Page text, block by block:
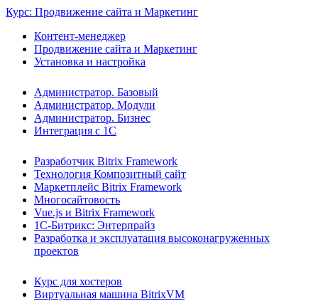
Курс: Продвижение сайта и Маркетинг
Контент-менеджер
Продвижение сайта и Маркетинг
Установка и настройка
Администратор. Базовый
Администратор. Модули
Администратор. Бизнес
Интеграция с 1С
Разработчик Bitrix Framework
Технология Композитный сайт
Маркетплейс Bitrix Framework
Многосайтовость
Vue.js и Bitrix Framework
1С-Битрикс: Энтерпрайз
Разработка и эксплуатация высоконагруженных
проектов
Курс для хостеров
Виртуальная машина BitrixVM